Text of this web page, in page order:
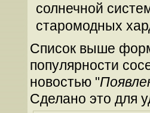
солнечной
старомодных
Список выше
популярности
новостью "
Сделано это для